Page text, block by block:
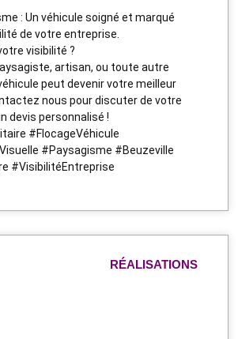
: Un véhicule soigné et marqué
de votre entreprise.
visibilité ?
artisan, ou toute autre
peut devenir votre meilleur
nous pour discuter de votre
devis personnalisé !
#FlocageVéhicule
#Paysagisme #Beuzeville
#VisibilitéEntreprise
RÉALISATIONS